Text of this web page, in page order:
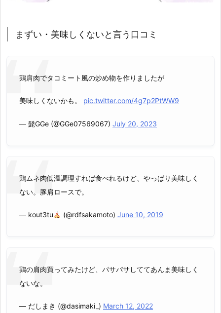
まずい・美味しくないと言う口コミ
鶏肩肉でタコミート風の炒め物を作りましたが
美味しくないかも。 pic.twitter.com/4g7p2PtWW9
— 髭GGe (@GGe07569067) July 20, 2023
鶏ムネ肉低温調理すれば食べれるけど、やっぱり美味しく
ない。豚肩ロースで。
— kout3tu (@rdfsakamoto) June 10, 2019
鶏の肩肉買ってみたけど、パサパサしててあんま美味しく
ないな。
— だしまき (@dasimaki_) March 12, 2022